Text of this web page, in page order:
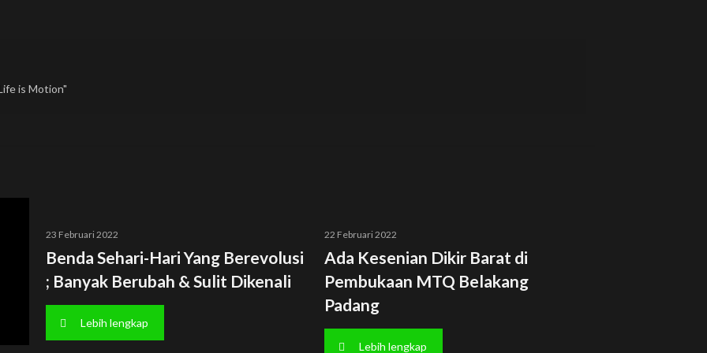
is Motion"
23 Februari 2022
Benda Sehari-Hari Yang Berevolusi
; Banyak Berubah & Sulit Dikenali
Lebih lengkap
22 Februari 2022
Ada Kesenian Dikir Barat di
Pembukaan MTQ Belakang
Padang
Lebih lengkap